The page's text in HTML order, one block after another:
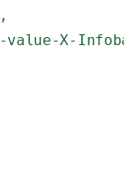
,
value-X-